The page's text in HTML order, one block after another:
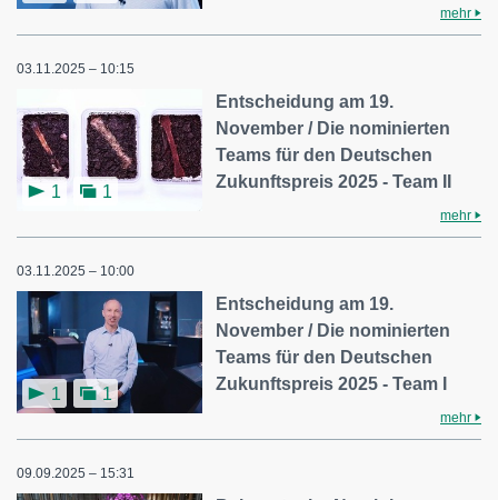
mehr
03.11.2025 – 10:15
1 1
Entscheidung am 19.
November / Die nominierten
Teams für den Deutschen
Zukunftspreis 2025 - Team II
mehr
03.11.2025 – 10:00
1 1
Entscheidung am 19.
November / Die nominierten
Teams für den Deutschen
Zukunftspreis 2025 - Team I
mehr
09.09.2025 – 15:31